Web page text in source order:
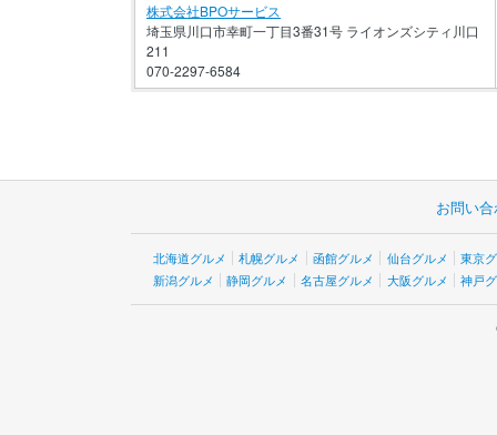
株式会社BPOサービス
埼玉県川口市幸町一丁目3番31号 ライオンズシティ川口
211
070-2297-6584
お問い
北海道グルメ 札幌グルメ 函館グルメ 仙台グルメ
東京
新潟グルメ
静岡グルメ 名古屋グルメ 大阪グルメ 神戸